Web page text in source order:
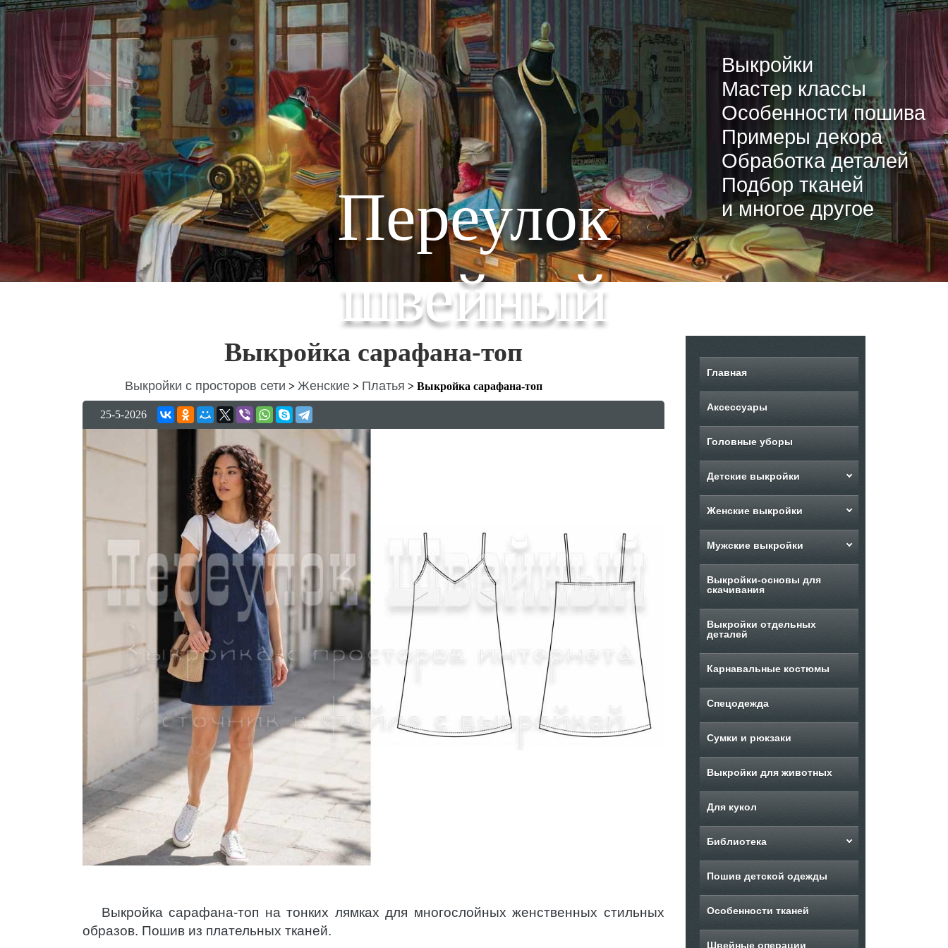
Переулок
швейный
Выкройки
Мастер классы
Особенности пошива
Примеры декора
Обработка деталей
Подбор тканей
и многое другое
Выкройка сарафана-топ
Выкройки с просторов сети > Женские > Платья > Выкройка сарафана-топ
25-5-2026
Выкройка сарафана-топ на тонких лямках для многослойных женственных стильных
образов. Пошив из плательных тканей.
Главная
Аксессуары
Головные уборы
Детские выкройки
Женские выкройки
Мужские выкройки
Выкройки-основы для
скачивания
Выкройки отдельных
деталей
Карнавальные костюмы
Спецодежда
Сумки и рюкзаки
Выкройки для животных
Для кукол
Библиотека
Пошив детской одежды
Особенности тканей
Швейные операции